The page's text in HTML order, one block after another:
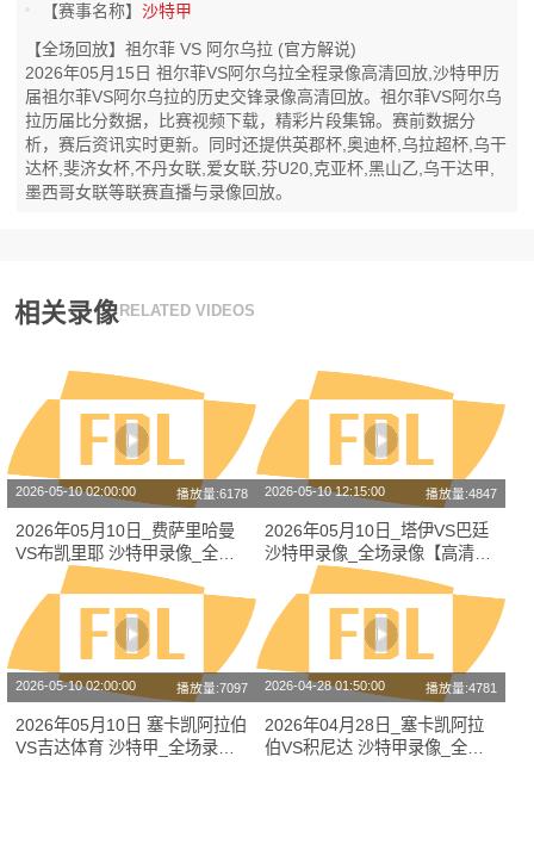
【赛事名称】沙特甲
【全场回放】祖尔菲 VS 阿尔乌拉 (官方解说)
2026年05月15日 祖尔菲VS阿尔乌拉全程录像高清回放,沙特甲历
届祖尔菲VS阿尔乌拉的历史交锋录像高清回放。祖尔菲VS阿尔乌
拉历届比分数据，比赛视频下载，精彩片段集锦。赛前数据分
析，赛后资讯实时更新。同时还提供英郡杯,奥迪杯,乌拉超杯,乌干
达杯,斐济女杯,不丹女联,爱女联,芬U20,克亚杯,黑山乙,乌干达甲,
墨西哥女联等联赛直播与录像回放。
相关录像 RELATED VIDEOS
2026-05-10 02:00:00 播放量:6178
2026年05月10日_费萨里哈曼
VS布凯里耶 沙特甲录像_全场
录像【全场回放】
2026-05-10 12:15:00 播放量:4847
2026年05月10日_塔伊VS巴廷
沙特甲录像_全场录像【高清回
2026-05-10 02:00:00 播放量:7097
2026年05月10日 塞卡凯阿拉伯
VS吉达体育 沙特甲_全场录像
2026-04-28 01:50:00 播放量:4781
2026年04月28日_塞卡凯阿拉
伯VS积尼达 沙特甲录像_全场